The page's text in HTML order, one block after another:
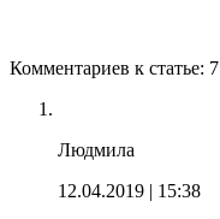
Комментариев к статье: 7
Людмила
12.04.2019 | 15:38